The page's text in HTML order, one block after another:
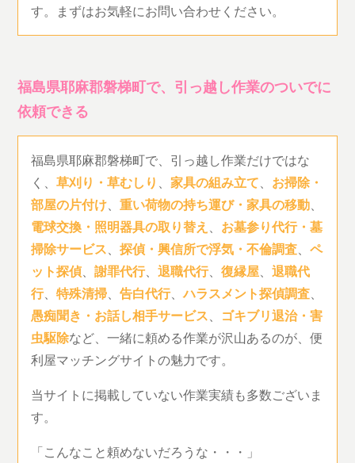
す。まずはお気軽にお問い合わせください。
福島県耶麻郡磐梯町で、引っ越し作業のついでに
依頼できる
福島県耶麻郡磐梯町で、引っ越し作業だけではな
く、草刈り・草むしり 、家具の組み立て、 お掃除・
部屋の片付け、重い荷物の持ち運び・家具の移動、
電球交換・照明器具の取り替え 、 お墓参り代行・墓
掃除サービス、探偵・興信所で浮気・不倫調査、ペ
ット探偵、謝罪代行、退職代行、復縁屋、退職代
行、特殊清掃、告白代行、ハラスメント探偵調査、
愚痴聞き・お話し相手サービス、 ゴキブリ退治・害
虫駆除など、一緒に頼める作業が沢山あるのが、便
利屋マッチングサイトの魅力です。
当サイトに掲載していない作業実績も多数ございま
す。
「こんなこと頼めないだろうな・・・」